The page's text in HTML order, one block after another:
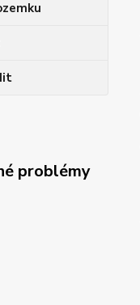
problémy